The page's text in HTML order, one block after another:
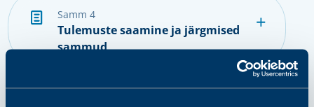
samm 4
Tulemuste saamine ja järgmised
sammud